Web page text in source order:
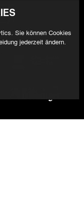
Sie können Cookies
jederzeit ändern.